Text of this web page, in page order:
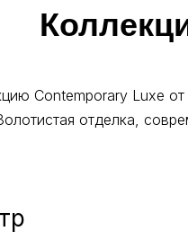
Contemporary Luxe
отделка,